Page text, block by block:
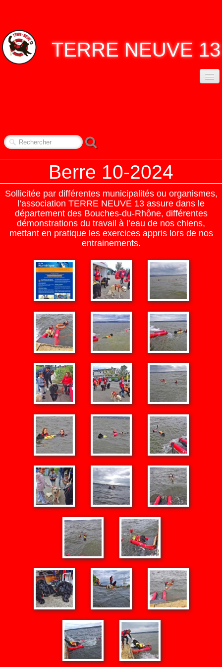
TERRE NEUVE 13
CONTACT
NOS RENDEZ-VOUS
REPORTAGES▼
Berre 10-2024
Sollicitée par différentes municipalités ou organismes,
l’association TERRE NEUVE 13 assure dans le
département des Bouches-du-Rhône, différentes
démonstrations du travail à l’eau de nos chiens,
mettant en pratique les exercices appris lors de nos
entrainements.